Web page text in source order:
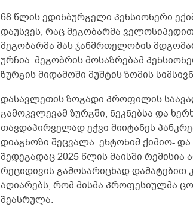
68 წლის ედინბურგელი პენსიონერი
დაუსვეს, რაც მეგობარმა
მეგობარმა მას ჯანმრთელობის
ურჩია. მეგობრის მოსაზრებამ
ზურგის მიდამოში მუშტის ზომის
დასავლეთის ზოგადი პროფილის
გამოკვლევამ ზურგში, ნეკნებსა და
თავდაპირველად ეჭვი მიიტანეს
დიაგნოზი შეცვალა. ენტონიმ ქიმიო-
შედეგადაც 2025 წლის მაისში
რეციდივის გამოსარიცხად
აღიარებს, რომ მისმა პროფესიულმა
შეასრულა.